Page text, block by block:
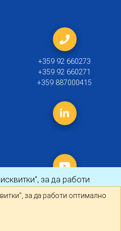
за да работи
повечеза да работи оптимално
+359 92 660273
+359 92 660271
+359 887000415
за личните данни